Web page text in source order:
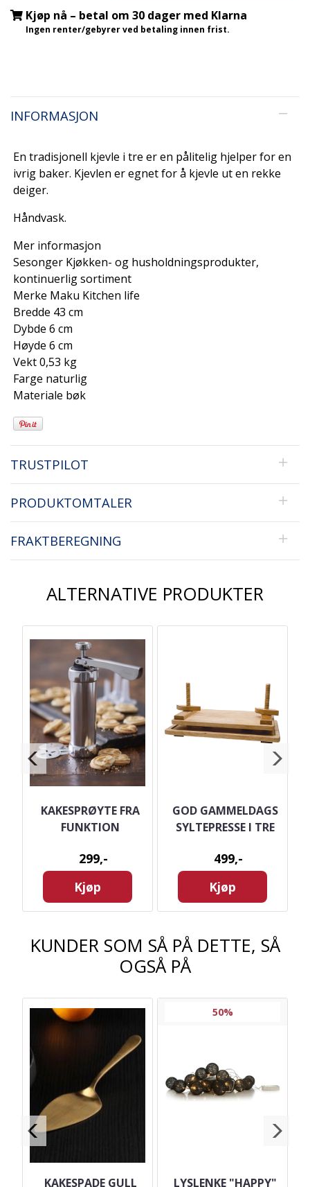
Kjøp nå – betal om 30 dager med Klarna
Ingen renter/gebyrer ved betaling innen frist.
INFORMASJON
En tradisjonell kjevle i tre er en pålitelig hjelper for en
ivrig baker. Kjevlen er egnet for å kjevle ut en rekke
deiger.
Håndvask.
Mer informasjon
Sesonger Kjøkken- og husholdningsprodukter,
kontinuerlig sortiment
Merke Maku Kitchen life
Bredde 43 cm
Dybde 6 cm
Høyde 6 cm
Vekt 0,53 kg
Farge naturlig
Materiale bøk
TRUSTPILOT
PRODUKTOMTALER
FRAKTBEREGNING
ALTERNATIVE PRODUKTER
KAKESPRØYTE FRA
FUNKTION
299,-
Kjøp
GOD GAMMELDAGS
SYLTEPRESSE I TRE
499,-
Kjøp
KUNDER SOM SÅ PÅ DETTE, SÅ
OGSÅ PÅ
KAKESPADE GULL
50%
LYSLENKE "HAPPY"